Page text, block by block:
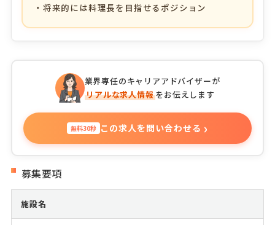
・将来的には料理長を目指せるポジション
業界専任のキャリアアドバイザーが
リアルな求人情報をお伝えします
無料30秒 この求人を問い合わせる ›
募集要項
施設名